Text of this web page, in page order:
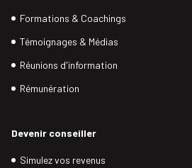
Formations & Coachings
Témoignages & Médias
Réunions d'information
Rémunération
Devenir conseiller
Simulez vos revenus